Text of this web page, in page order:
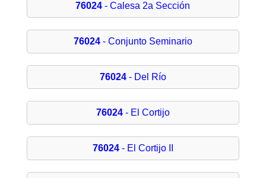
76024 - Calesa 2a Sección
76024- Conjunto Seminario
76024- Del Río
76024- El Cortijo
76024- El Cortijo II